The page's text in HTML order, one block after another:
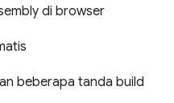
di browser
beberapa tanda build